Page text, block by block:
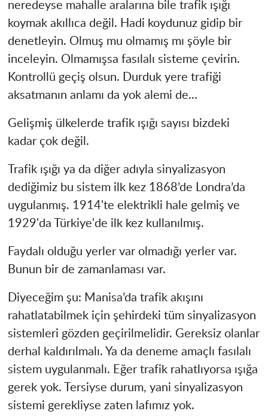
neredeyse mahalle aralarına bile trafik ışığı
koymak akıllıca değil. Hadi koydunuz gidip bir
denetleyin. Olmuş mu olmamış mı şöyle bir
inceleyin. Olmamışsa fasılalı sisteme çevirin.
Kontrollü geçiş olsun. Durduk yere trafiği
aksatmanın anlamı da yok alemi de…
Gelişmiş ülkelerde trafik ışığı sayısı bizdeki
kadar çok değil.
Trafik ışığı ya da diğer adıyla sinyalizasyon
dediğimiz bu sistem ilk kez 1868’de Londra’da
uygulanmış. 1914'te elektrikli hale gelmiş ve
1929'da Türkiye'de ilk kez kullanılmış.
Faydalı olduğu yerler var olmadığı yerler var.
Bunun bir de zamanlaması var.
Diyeceğim şu: Manisa’da trafik akışını
rahatlatabilmek için şehirdeki tüm sinyalizasyon
sistemleri gözden geçirilmelidir. Gereksiz olanlar
derhal kaldırılmalı. Ya da deneme amaçlı fasılalı
sistem uygulanmalı. Eğer trafik rahatlıyorsa ışığa
gerek yok. Tersiyse durum, yani sinyalizasyon
sistemi gerekliyse zaten lafımız yok.